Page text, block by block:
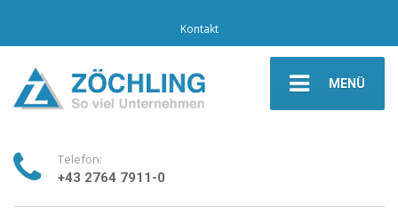
Kontakt
MENÜ
Telefon:
+43 2764 7911-0